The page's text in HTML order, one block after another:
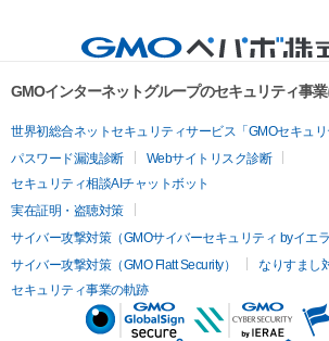
GMOインターネットグループのセキュリティ事
世界初総合ネットセキュリティサービス「GMOセキュリ
パスワード漏洩診断
Webサイトリスク診断
セキュリティ相談AIチャットボット
実在証明・盗聴対策
サイバー攻撃対策（GMOサイバーセキュリティ byイエラ
サイバー攻撃対策（GMO Flatt Security）
なりすまし
セキュリティ事業の軌跡